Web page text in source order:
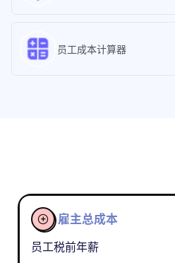
员工成本计算器

雇主总成本
员工税前年薪